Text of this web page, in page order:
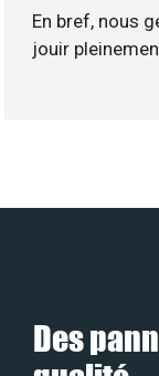
En bref, nous
jouir
Des